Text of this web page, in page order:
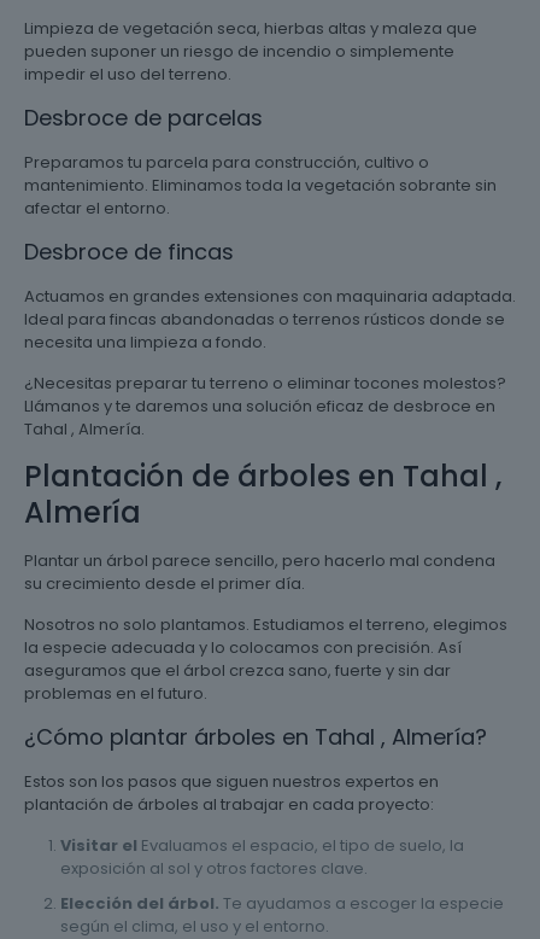
Limpieza de vegetación seca, hierbas altas y maleza que
pueden suponer un riesgo de incendio o simplemente
impedir el uso del terreno.
Desbroce de parcelas
Preparamos tu parcela para construcción, cultivo o
mantenimiento. Eliminamos toda la vegetación sobrante sin
afectar el entorno.
Desbroce de fincas
Actuamos en grandes extensiones con maquinaria adaptada.
Ideal para fincas abandonadas o terrenos rústicos donde se
necesita una limpieza a fondo.
¿Necesitas preparar tu terreno o eliminar tocones molestos?
Llámanos y te daremos una solución eficaz de desbroce en
Tahal , Almería.
Plantación de árboles en Tahal ,
Almería
Plantar un árbol parece sencillo, pero hacerlo mal condena
su crecimiento desde el primer día.
Nosotros no solo plantamos. Estudiamos el terreno, elegimos
la especie adecuada y lo colocamos con precisión. Así
aseguramos que el árbol crezca sano, fuerte y sin dar
problemas en el futuro.
¿Cómo plantar árboles en Tahal , Almería?
Estos son los pasos que siguen nuestros expertos en
plantación de árboles al trabajar en cada proyecto:
Visitar el Evaluamos el espacio, el tipo de suelo, la
exposición al sol y otros factores clave.
Elección del árbol. Te ayudamos a escoger la especie
según el clima, el uso y el entorno.